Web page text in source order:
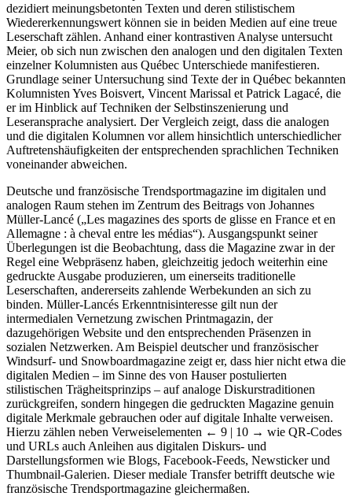
dezidiert meinungsbetonten Texten und deren stilistischem
Wiedererkennungswert können sie in beiden Medien auf eine treue
Leserschaft zählen. Anhand einer kontrastiven Analyse untersucht
Meier, ob sich nun zwischen den analogen und den digitalen Texten
einzelner Kolumnisten aus Québec Unterschiede manifestieren.
Grundlage seiner Untersuchung sind Texte der in Québec bekannten
Kolumnisten Yves Boisvert, Vincent Marissal et Patrick Lagacé, die
er im Hinblick auf Techniken der Selbstinszenierung und
Leseransprache analysiert. Der Vergleich zeigt, dass die analogen
und die digitalen Kolumnen vor allem hinsichtlich unterschiedlicher
Auftretenshäufigkeiten der entsprechenden sprachlichen Techniken
voneinander abweichen.
Deutsche und französische Trendsportmagazine im digitalen und
analogen Raum stehen im Zentrum des Beitrags von Johannes
Müller-Lancé („Les magazines des sports de glisse en France et en
Allemagne : à cheval entre les médias“). Ausgangspunkt seiner
Überlegungen ist die Beobachtung, dass die Magazine zwar in der
Regel eine Webpräsenz haben, gleichzeitig jedoch weiterhin eine
gedruckte Ausgabe produzieren, um einerseits traditionelle
Leserschaften, andererseits zahlende Werbekunden an sich zu
binden. Müller-Lancés Erkenntnisinteresse gilt nun der
intermedialen Vernetzung zwischen Printmagazin, der
dazugehörigen Website und den entsprechenden Präsenzen in
sozialen Netzwerken. Am Beispiel deutscher und französischer
Windsurf- und Snowboardmagazine zeigt er, dass hier nicht etwa die
digitalen Medien – im Sinne des von Hauser postulierten
stilistischen Trägheitsprinzips – auf analoge Diskurstraditionen
zurückgreifen, sondern hingegen die gedruckten Magazine genuin
digitale Merkmale gebrauchen oder auf digitale Inhalte verweisen.
Hierzu zählen neben Verweiselementen ← 9 | 10 → wie QR-Codes
und URLs auch Anleihen aus digitalen Diskurs- und
Darstellungsformen wie Blogs, Facebook-Feeds, Newsticker und
Thumbnail-Galerien. Dieser mediale Transfer betrifft deutsche wie
französische Trendsportmagazine gleichermaßen.